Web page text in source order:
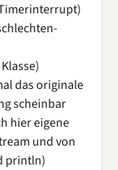
das originale
scheinbar
hier eigene
und von
println)